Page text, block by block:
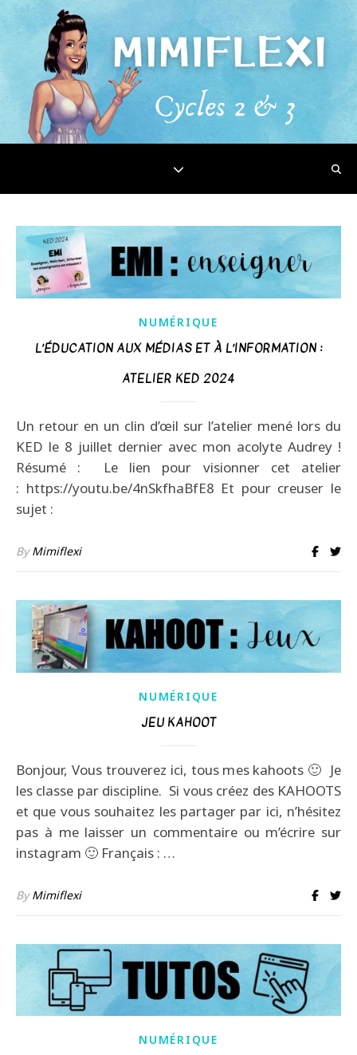
NUMÉRIQUE
L’ÉDUCATION AUX MÉDIAS ET À L’INFORMATION :
ATELIER KED 2024
Un retour en un clin d’œil sur l’atelier mené lors du
KED le 8 juillet dernier avec mon acolyte Audrey !
Résumé : Le lien pour visionner cet atelier
: https://youtu.be/4nSkfhaBfE8 Et pour creuser le
sujet :
ByMimiflexi
NUMÉRIQUE
JEU KAHOOT
Bonjour, Vous trouverez ici, tous mes kahoots 🙂 Je
les classe par discipline. Si vous créez des KAHOOTS
et que vous souhaitez les partager par ici, n’hésitez
pas à me laisser un commentaire ou m’écrire sur
instagram 🙂 Français : …
ByMimiflexi
NUMÉRIQUE